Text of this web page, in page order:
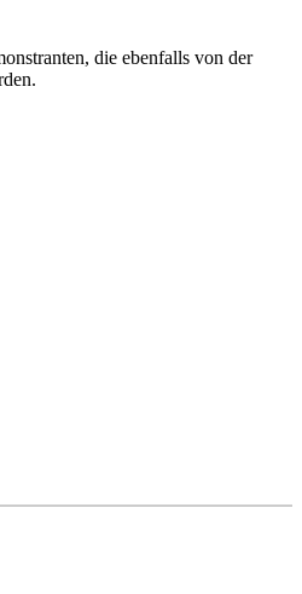
die ebenfalls von der